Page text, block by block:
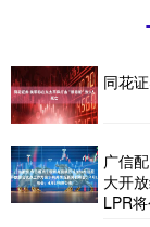
同花
广信
大开
LPR